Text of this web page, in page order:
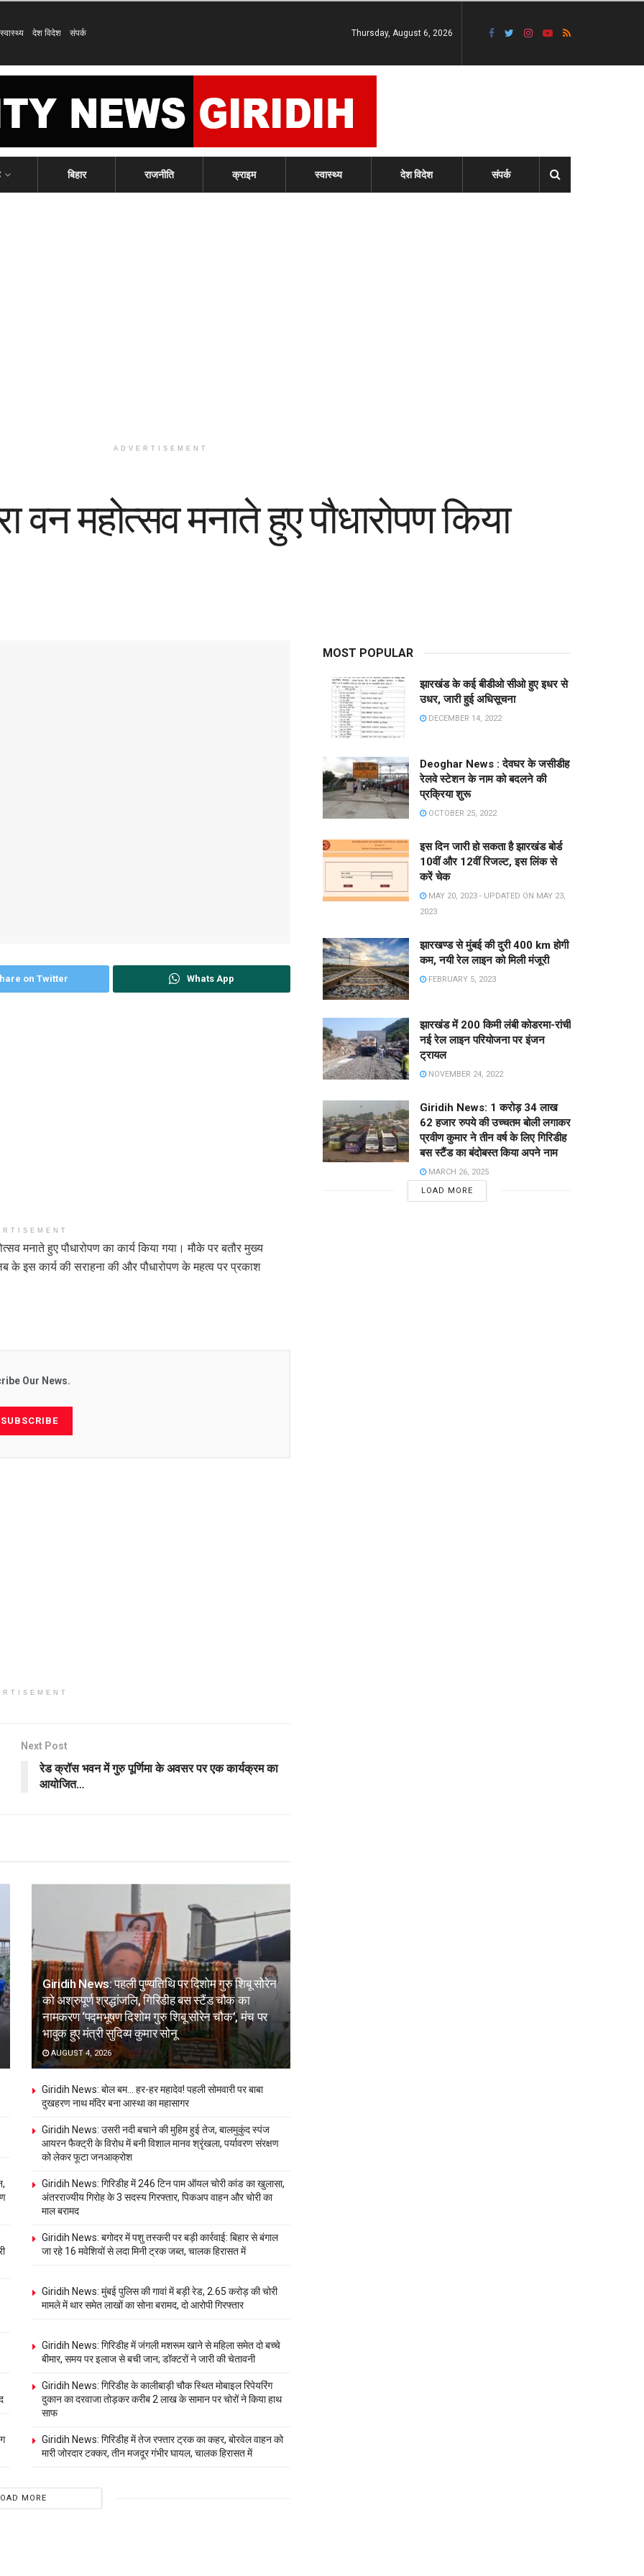
स्वास्थ्य देश विदेश संपर्क Thursday, August 6, 2026
बिहार राजनीति क्राइम स्वास्थ्य देश विदेश संपर्क
ADVERTISEMENT
वन महोत्सव मनाते हुए पौधारोपण किया
on Twitter Whats App
मनाते हुए पौधारोपण का कार्य किया गया। मौके पर बतौर मुख्य
इस कार्य की सराहना की और पौधारोपण के महत्व पर प्रकाश
Our News.
SUBSCRIBE
Next Post
रेड क्रॉस भवन में गुरु पूर्णिमा के अवसर पर एक कार्यक्रम का
आयोजित…
Giridih News: पहली पुण्यतिथि पर दिशोम गुरु शिबू सोरेन
को अश्रुपूर्ण श्रद्धांजलि, गिरिडीह बस स्टैंड चौक का
नामकरण ‘पद्मभूषण दिशोम गुरु शिबू सोरेन चौक’, मंच पर
भावुक हुए मंत्री सुदिव्य कुमार सोनू
AUGUST 4, 2026
Giridih News: बोल बम… हर-हर महादेव! पहली सोमवारी पर बाबा
दुखहरण नाथ मंदिर बना आस्था का महासागर
Giridih News: उसरी नदी बचाने की मुहिम हुई तेज, बालमुकुंद स्पंज
आयरन फैक्ट्री के विरोध में बनी विशाल मानव श्रृंखला, पर्यावरण संरक्षण
को लेकर फूटा जनआक्रोश
Giridih News: गिरिडीह में 246 टिन पाम ऑयल चोरी कांड का खुलासा,
अंतरराज्यीय गिरोह के 3 सदस्य गिरफ्तार, पिकअप वाहन और चोरी का
माल बरामद
Giridih News: बगोदर में पशु तस्करी पर बड़ी कार्रवाई: बिहार से बंगाल
जा रहे 16 मवेशियों से लदा मिनी ट्रक जब्त, चालक हिरासत में
Giridih News: मुंबई पुलिस की गावां में बड़ी रेड, 2.65 करोड़ की चोरी
मामले में थार समेत लाखों का सोना बरामद, दो आरोपी गिरफ्तार
Giridih News: गिरिडीह में जंगली मशरूम खाने से महिला समेत दो बच्चे
बीमार, समय पर इलाज से बची जान; डॉक्टरों ने जारी की चेतावनी
Giridih News: गिरिडीह के कालीबाड़ी चौक स्थित मोबाइल रिपेयरिंग
दुकान का दरवाजा तोड़कर करीब 2 लाख के सामान पर चोरों ने किया हाथ
साफ
Giridih News: गिरिडीह में तेज रफ्तार ट्रक का कहर, बोरवेल वाहन को
मारी जोरदार टक्कर, तीन मजदूर गंभीर घायल, चालक हिरासत में
MORE
MOST POPULAR
झारखंड के कई बीडीओ सीओ हुए इधर से
उधर, जारी हुई अधिसूचना
DECEMBER 14, 2022
Deoghar News : देवघर के जसीडीह
रेलवे स्टेशन के नाम को बदलने की
प्रक्रिया शुरू
OCTOBER 25, 2022
इस दिन जारी हो सकता है झारखंड बोर्ड
10वीं और 12वीं रिजल्ट, इस लिंक से
करें चेक
MAY 20, 2023 - UPDATED ON MAY 23,
2023
झारखण्ड से मुंबई की दुरी 400 km होगी
कम, नयी रेल लाइन को मिली मंजूरी
FEBRUARY 5, 2023
झारखंड में 200 किमी लंबी कोडरमा-रांची
नई रेल लाइन परियोजना पर इंजन
ट्रायल
NOVEMBER 24, 2022
Giridih News: 1 करोड़ 34 लाख
62 हजार रुपये की उच्चतम बोली लगाकर
प्रवीण कुमार ने तीन वर्ष के लिए गिरिडीह
बस स्टैंड का बंदोबस्त किया अपने नाम
MARCH 26, 2025
LOAD MORE